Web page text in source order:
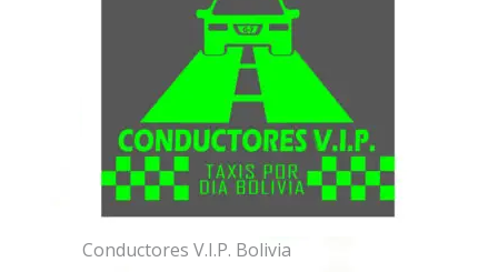
Conductores V.I.P. Bolivia